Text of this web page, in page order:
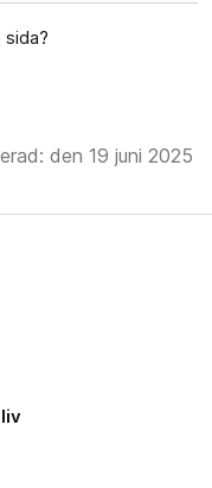
sida?
den 19 juni 2025